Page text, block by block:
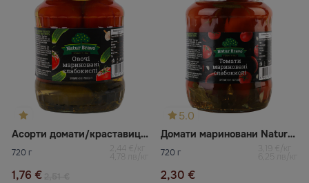
Асорти домати/краставици Natur bravo
720 г 2,44 €/кг
4,78 лв/кг
1,76 €
5.0
Домати мариновани Natur bravo
720 г 3,19 €/кг
6,25 лв/кг
2,30 €